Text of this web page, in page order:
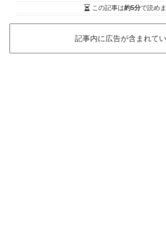
この記事は約5分で読めま
記事内に広告が含まれてい